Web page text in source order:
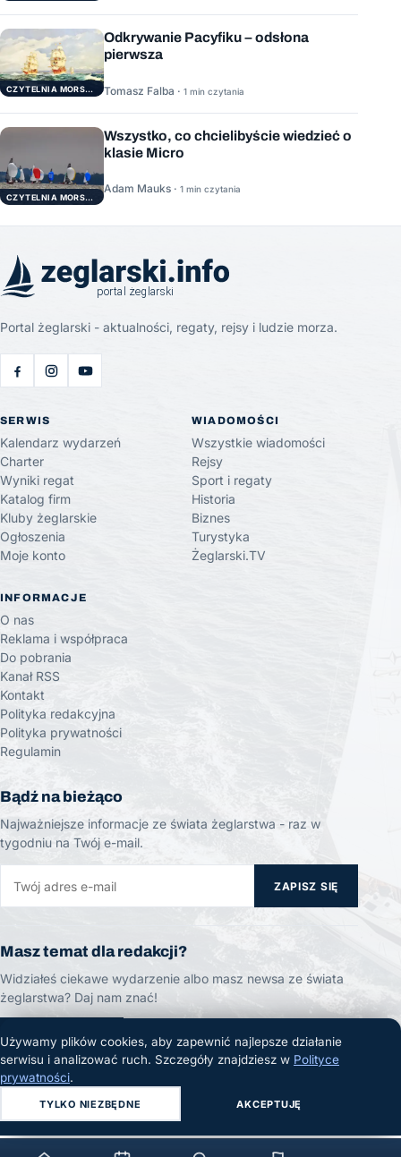
CZYTELNIA MORSKA
Odkrywanie Pacyfiku – odsłona
pierwsza
Tomasz Falba · 1 min czytania
CZYTELNIA MORSKA
Wszystko, co chcielibyście wiedzieć o
klasie Micro
Adam Mauks · 1 min czytania
Portal żeglarski - aktualności, regaty, rejsy i ludzie morza.
SERWIS
Kalendarz wydarzeń
Charter
Wyniki regat
Katalog firm
Kluby żeglarskie
Ogłoszenia
Moje konto
WIADOMOŚCI
Wszystkie wiadomości
Rejsy
Sport i regaty
Historia
Biznes
Turystyka
Żeglarski.TV
INFORMACJE
O nas
Reklama i współpraca
Do pobrania
Kanał RSS
Kontakt
Polityka redakcyjna
Polityka prywatności
Regulamin
Bądź na bieżąco
Najważniejsze informacje ze świata żeglarstwa - raz w
tygodniu na Twój e-mail.
ZAPISZ SIĘ
Masz temat dla redakcji?
Widziałeś ciekawe wydarzenie albo masz newsa ze świata
żeglarstwa? Daj nam znać!
ZGŁOŚ TEMAT
© 2026 Żeglarski.info. Wszelkie prawa zastrzeżone.
Używamy plików cookies, aby zapewnić najlepsze działanie
serwisu i analizować ruch. Szczegóły znajdziesz w Polityce
prywatności.
TYLKO NIEZBĘDNE AKCEPTUJĘ